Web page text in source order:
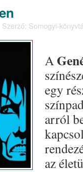
Szerző: Somogyi-
A
egy
arról
az